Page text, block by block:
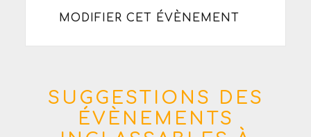
MODIFIER CET ÉVÈNEMENT
SUGGESTIONS DES
ÉVÈNEMENTS